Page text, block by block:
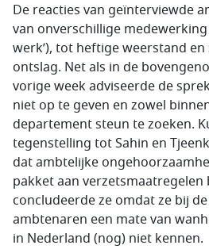
De reacties van geïnterviewde
van onverschillige
werk’), tot heftige weerstand
ontslag. Net als in de
vorige week adviseerde de
niet op te geven en zowel
departement steun te zoeken.
tegenstelling tot Sahin en
dat ambtelijke
pakket aan
concludeerde ze omdat ze bij
ambtenaren een mate van
in Nederland (nog) niet kennen.